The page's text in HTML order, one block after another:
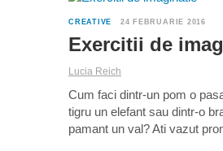
CREATIVE 24 FEBRUARIE 2016
Exercitii de
Lucia Reich
Cum faci dintr-un pom o
tigru un elefant sau dintr-o
pamant un val? Ati vazut